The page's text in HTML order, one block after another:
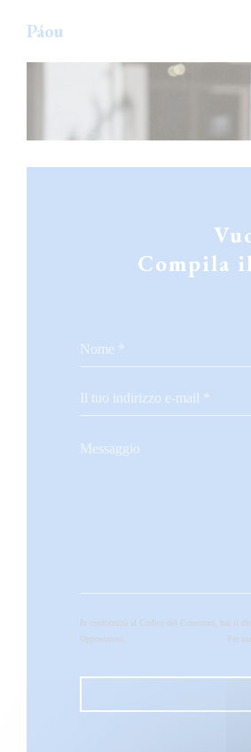
Páou
Compila
In conformità al Codice del Consumo, hai il
Opposizioni:
. Per